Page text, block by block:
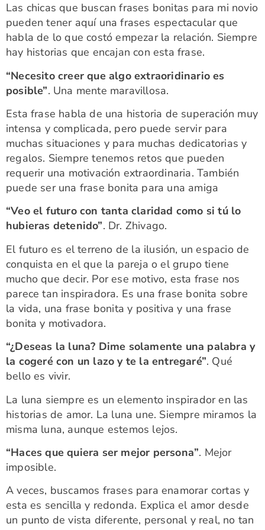
Las chicas que buscan frases bonitas para mi novio
pueden tener aquí una frases espectacular que
habla de lo que costó empezar la relación. Siempre
hay historias que encajan con esta frase.
“Necesito creer que algo extraoridinario es
posible”. Una mente maravillosa.
Esta frase habla de una historia de superación muy
intensa y complicada, pero puede servir para
muchas situaciones y para muchas dedicatorias y
regalos. Siempre tenemos retos que pueden
requerir una motivación extraordinaria. También
puede ser una frase bonita para una amiga
“Veo el futuro con tanta claridad como si tú lo
hubieras detenido”. Dr. Zhivago.
El futuro es el terreno de la ilusión, un espacio de
conquista en el que la pareja o el grupo tiene
mucho que decir. Por ese motivo, esta frase nos
parece tan inspiradora. Es una frase bonita sobre
la vida, una frase bonita y positiva y una frase
bonita y motivadora.
“¿Deseas la luna? Dime solamente una palabra y
la cogeré con un lazo y te la entregaré”. Qué
bello es vivir.
La luna siempre es un elemento inspirador en las
historias de amor. La luna une. Siempre miramos la
misma luna, aunque estemos lejos.
“Haces que quiera ser mejor persona”. Mejor
imposible.
A veces, buscamos frases para enamorar cortas y
esta es sencilla y redonda. Explica el amor desde
un punto de vista diferente, personal y real, no tan